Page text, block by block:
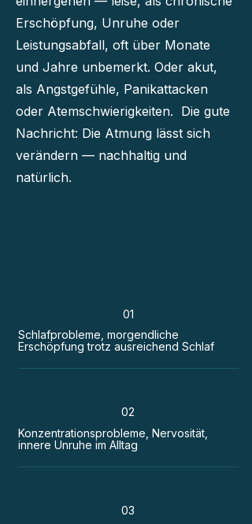
Erschöpfung, Unruhe oder
Leistungsabfall, oft über Monate
und Jahre unbemerkt. Oder akut,
als Angstgefühle, Panikattacken
oder Atemschwierigkeiten. Die gute
Nachricht: Die Atmung lässt sich
verändern — nachhaltig und
natürlich.
01
Schlafprobleme, morgendliche
Erschöpfung trotz ausreichend Schlaf
02
Konzentrationsprobleme, Nervosität,
innere Unruhe im Alltag
03